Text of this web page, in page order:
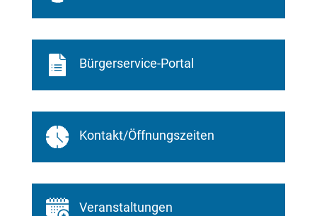
Bürgerservice-Portal
Kontakt/Öffnungszeiten
Veranstaltungen